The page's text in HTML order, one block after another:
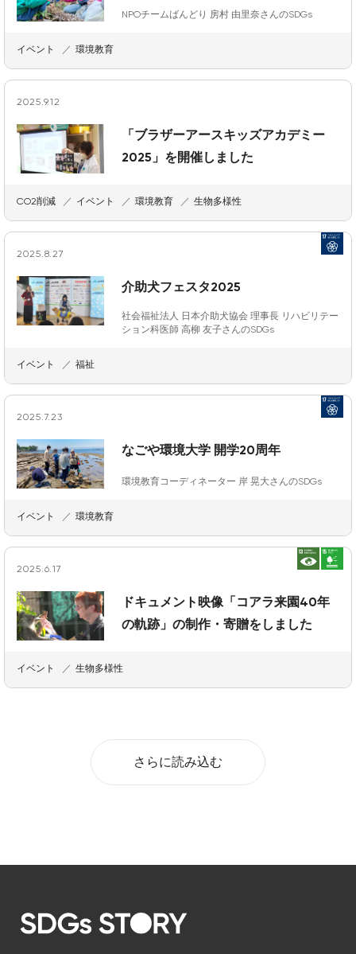
NPOチームばんどり 房村 由里奈さんのSDGs
イベント 環境教育
2025.9.12
「ブラザーアースキッズアカデミー
2025」を開催しました
CO2削減 イベント 環境教育 生物多様性
2025.8.27
介助犬フェスタ2025
社会福祉法人 日本介助犬協会 理事長 リハビリテー
ション科医師 高柳 友子さんのSDGs
イベント 福祉
2025.7.23
なごや環境大学 開学20周年
環境教育コーディネーター 岸 晃大さんのSDGs
イベント 環境教育
2025.6.17
ドキュメント映像「コアラ来園40年
の軌跡」の制作・寄贈をしました
イベント 生物多様性
さらに読み込む